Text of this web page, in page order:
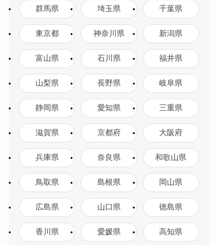
群馬県 埼玉県 千葉県
東京都 神奈川県 新潟県
富山県 石川県 福井県
山梨県 長野県 岐阜県
静岡県 愛知県 三重県
滋賀県 京都府 大阪府
兵庫県 奈良県 和歌山県
鳥取県 島根県 岡山県
広島県 山口県 徳島県
香川県 愛媛県 高知県